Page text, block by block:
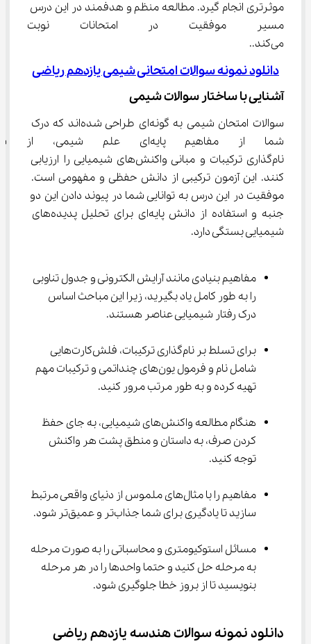
موثرتری انجام گیرد. مطالعه منظم و هدفمند در این درس
مسیر موفقیت در امتحانات
می‌کند..
دانلود نمونه سوالات امتحانی شیمی یازدهم ریاضی
آشنایی با ساختار سوالات شیمی
سوالات امتحان شیمی به گونه‌ای طراحی شده‌اند که درک
شما از مفاهیم پایه‌ای علم
نام‌گذاری ترکیبات و مبانی واکنش‌های شیمیایی را ارزیابی
کنند. این آزمون ترکیبی از دانش حفظی و مفهومی است.
موفقیت در این درس به توانایی شما در پیوند دادن این دو
جنبه و استفاده از دانش پایه‌ای برای تحلیل پدیده‌های
شیمیایی بستگی دارد.
مفاهیم بنیادی مانند آرایش الکترونی و جدول تناوبی
را به طور کامل یاد بگیرید، زیرا این مباحث اساس
درک رفتار شیمیایی عناصر هستند.
برای تسلط بر نام‌گذاری ترکیبات، فلش‌کارت‌هایی
شامل نام و فرمول یون‌های چنداتمی و ترکیبات مهم
تهیه کرده و به طور مرتب مرور کنید.
هنگام مطالعه واکنش‌های شیمیایی، به جای حفظ
کردن صرف، به داستان و منطق پشت هر واکنش
توجه کنید.
مفاهیم را با مثال‌های ملموس از دنیای واقعی مرتبط
سازید تا یادگیری برای شما جذاب‌تر و عمیق‌تر شود.
مسائل استوکیومتری و محاسباتی را به صورت مرحله
به مرحله حل کنید و حتما واحدها را در هر مرحله
بنویسید تا از بروز خطا جلوگیری شود.
دانلود نمونه سوالات هندسه یازدهم ریاضی